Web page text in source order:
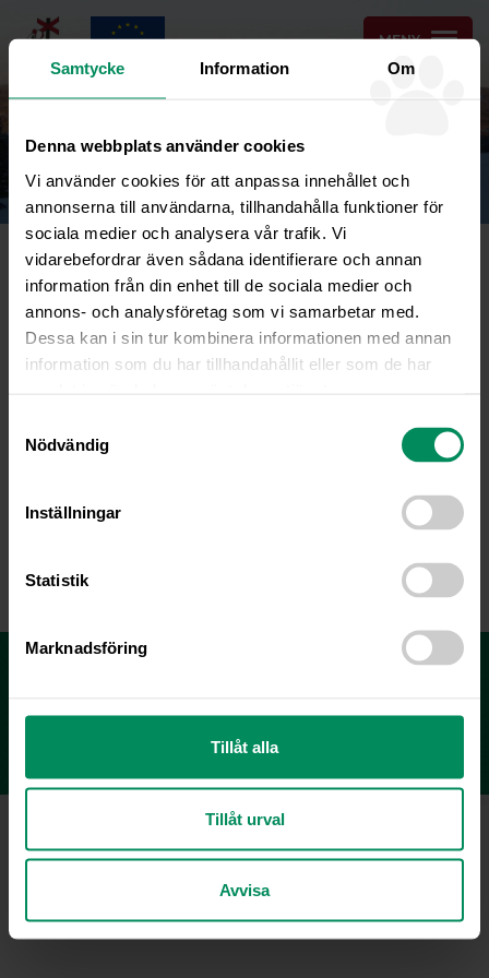
Samtycke Information Om
Denna webbplats använder cookies
Vi använder cookies för att anpassa innehållet och
annonserna till användarna, tillhandahålla funktioner för
sociala medier och analysera vår trafik. Vi
vidarebefordrar även sådana identifierare och annan
information från din enhet till de sociala medier och
annons- och analysföretag som vi samarbetar med.
Dessa kan i sin tur kombinera informationen med annan
information som du har tillhandahållit eller som de har
Nödvändig
Inställningar
Statistik
Marknadsföring
Tillåt alla
Tillåt urval
Avvisa
MENY
KONTAKT & BOKNING
IMG_1106
Fjällveterinären - Tryggheten för Dig och Ditt
KONTAKT & BOKNING
Copyright © 2021 Fjällveterinären AB |
Lövbergavägen 45, 833 34 Strömsund | 0670-109 09 |